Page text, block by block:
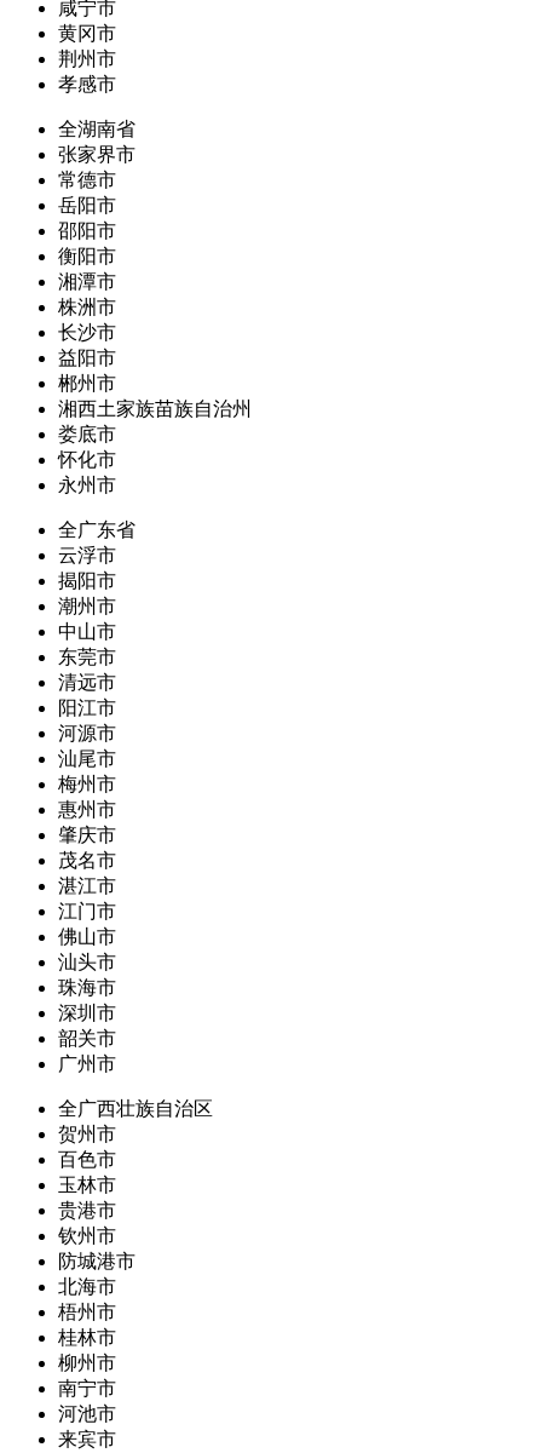
咸宁市
黄冈市
荆州市
孝感市
全湖南省
张家界市
常德市
岳阳市
邵阳市
衡阳市
湘潭市
株洲市
长沙市
益阳市
郴州市
湘西土家族苗族自治州
娄底市
怀化市
永州市
全广东省
云浮市
揭阳市
潮州市
中山市
东莞市
清远市
阳江市
河源市
汕尾市
梅州市
惠州市
肇庆市
茂名市
湛江市
江门市
佛山市
汕头市
珠海市
深圳市
韶关市
广州市
全广西壮族自治区
贺州市
百色市
玉林市
贵港市
钦州市
防城港市
北海市
梧州市
桂林市
柳州市
南宁市
河池市
来宾市